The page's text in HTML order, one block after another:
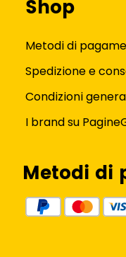
Shop
Metodi di
Spedizione e
Condizioni
I brand su
Metodi di